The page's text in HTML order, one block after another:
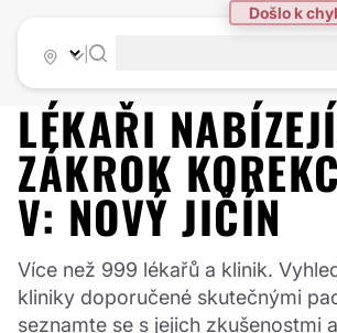
Došlo k
LÉKAŘI
ZÁKROK
V: NOVÝ JIČÍN
Více než 999 lékařů a klinik.
kliniky doporučené skutečnými
seznamte se s jejich zkušenostmi